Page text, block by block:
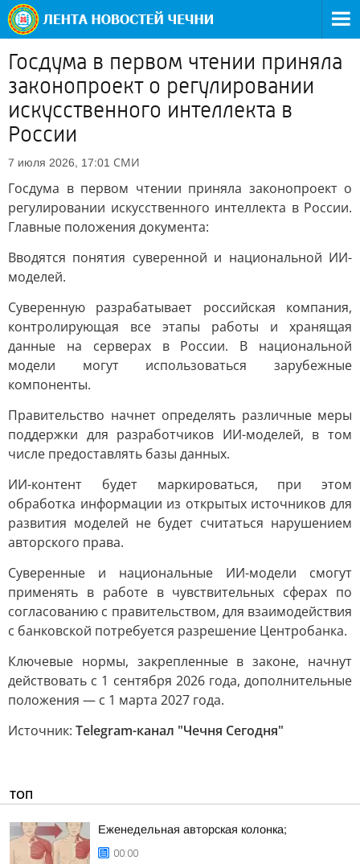
Госдума в первом чтении приняла
законопроект о регулировании
искусственного интеллекта в
России
7 июля 2026, 17:01 СМИ
Госдума в первом чтении приняла законопроект о
регулировании искусственного интеллекта в России.
Главные положения документа:
Вводятся понятия суверенной и национальной ИИ-
моделей.
Суверенную разрабатывает российская компания,
контролирующая все этапы работы и хранящая
данные на серверах в России. В национальной
модели могут использоваться зарубежные
компоненты.
Правительство начнет определять различные меры
поддержки для разработчиков ИИ-моделей, в том
числе предоставлять базы данных.
ИИ-контент будет маркироваться, при этом
обработка информации из открытых источников для
развития моделей не будет считаться нарушением
авторского права.
Суверенные и национальные ИИ-модели смогут
применять в работе в чувствительных сферах по
согласованию с правительством, для взаимодействия
с банковской потребуется разрешение Центробанка.
Ключевые нормы, закрепленные в законе, начнут
действовать с 1 сентября 2026 года, дополнительные
положения — с 1 марта 2027 года.
Источник: Telegram-канал "Чечня Сегодня"
ТОП
Еженедельная авторская колонка;
00:00